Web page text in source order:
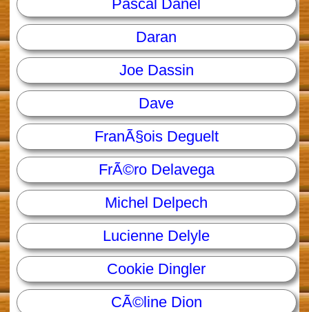
Pascal Danel
Daran
Joe Dassin
Dave
FranÃ§ois Deguelt
FrÃ©ro Delavega
Michel Delpech
Lucienne Delyle
Cookie Dingler
CÃ©line Dion